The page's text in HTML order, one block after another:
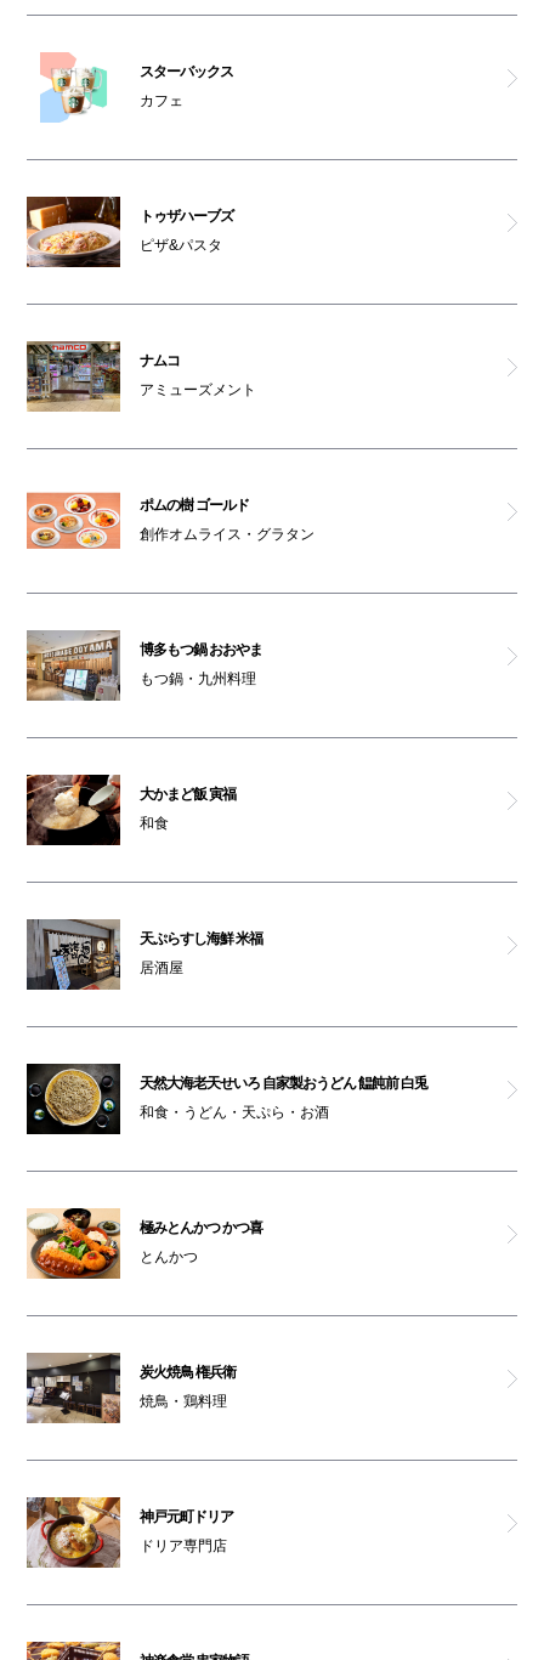
スターバックス
カフェ
トゥザハーブズ
ピザ&パスタ
ナムコ
アミューズメント
ポムの樹 ゴールド
創作オムライス・グラタン
博多もつ鍋 おおやま
もつ鍋・九州料理
大かまど飯 寅福
和食
天ぷらすし海鮮 米福
居酒屋
天然大海老天せいろ 自家製おうどん 饂飩前 白兎
和食・うどん・天ぷら・お酒
極みとんかつ かつ喜
とんかつ
炭火焼鳥 権兵衛
焼鳥・鶏料理
神戸元町ドリア
ドリア専門店